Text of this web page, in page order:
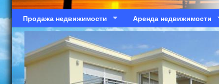
Продажа недвижимости Аренда недвижимости